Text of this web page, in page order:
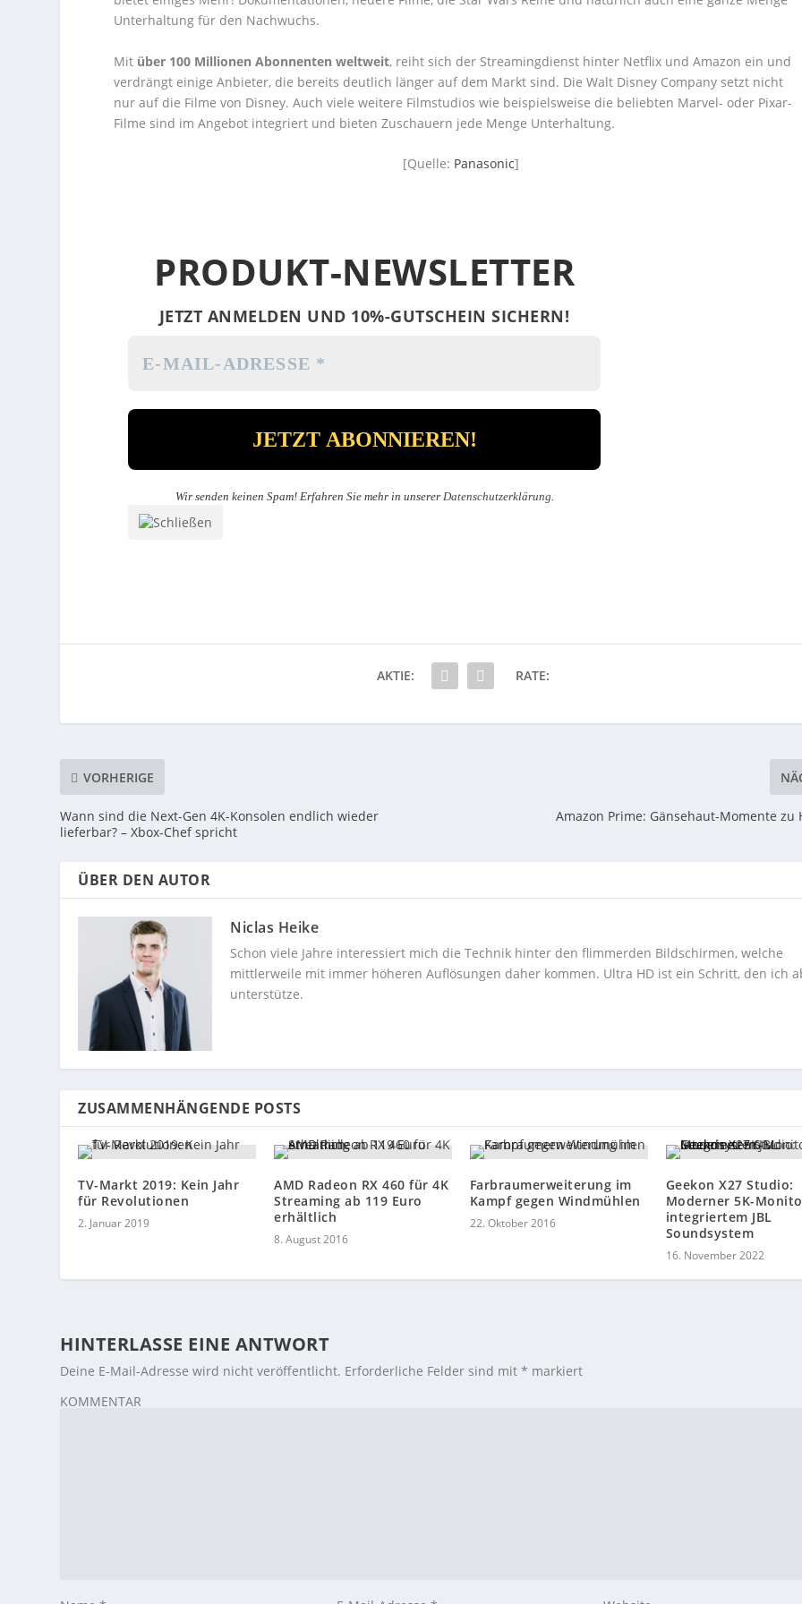
Unterhaltung für den Nachwuchs.
Mit über 100 Millionen Abonnenten weltweit, reiht sich der Streamingdienst hinter Netflix und Amazon ein und
verdrängt einige Anbieter, die bereits deutlich länger auf dem Markt sind. Die Walt Disney Company setzt nicht
nur auf die Filme von Disney. Auch viele weitere Filmstudios wie beispielsweise die beliebten Marvel- oder Pixar-
Filme sind im Angebot integriert und bieten Zuschauern jede Menge Unterhaltung.
[Quelle: Panasonic]
PRODUKT-NEWSLETTER
JETZT ANMELDEN UND 10%-GUTSCHEIN SICHERN!
Wir senden keinen Spam! Erfahren Sie mehr in unserer Datenschutzerklärung.
AKTIE: RATE:
VORHERIGE
Wann sind die Next-Gen 4K-Konsolen endlich wieder
lieferbar? – Xbox-Chef spricht
Amazon Prime: Gänsehaut-Momente zu
ÜBER DEN AUTOR
Niclas Heike
Schon viele Jahre interessiert mich die Technik hinter den flimmerden Bildschirmen, welche
mittlerweile mit immer höheren Auflösungen daher kommen. Ultra HD ist ein Schritt, den ich
unterstütze.
ZUSAMMENHÄNGENDE POSTS
TV-Markt 2019: Kein Jahr
für Revolutionen
2. Januar 2019
AMD Radeon RX 460 für 4K
Streaming ab 119 Euro
erhältlich
8. August 2016
Farbraumerweiterung im
Kampf gegen Windmühlen
22. Oktober 2016
Geekon X27 Studio:
Moderner 5K-
integriertem JBL
Soundsystem
16. November 2022
HINTERLASSE EINE ANTWORT
Deine E-Mail-Adresse wird nicht veröffentlicht. Erforderliche Felder sind mit* markiert
KOMMENTAR